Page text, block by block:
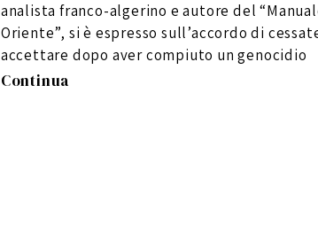
analista franco-algerino e autore del
Oriente”, si è espresso sull’accordo di
accettare dopo aver compiuto un genocidio
Continua